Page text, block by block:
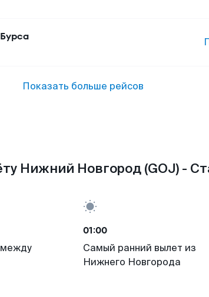
Бурса
Показать больше рейсов
Нижний Новгород (GOJ) -
между
01:00
Самый ранний вылет из
Нижнего Новгорода